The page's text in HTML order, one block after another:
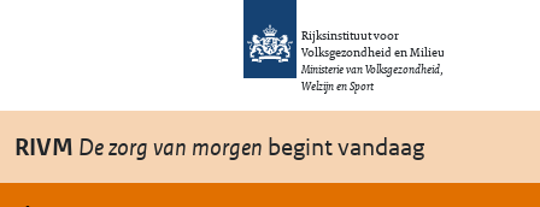
Overslaan en naar de inhoud gaan
Rijksinstituut voor
Volksgezondheid en Milieu
Ministerie van Volksgezondheid,
Welzijn en Sport
RIVM De zorg van morgen begint vandaag